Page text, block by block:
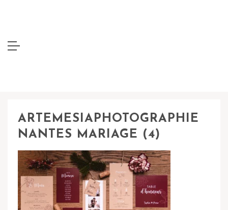
ARTEMESIAPHOTOGRAPHIE
NANTES MARIAGE (4)